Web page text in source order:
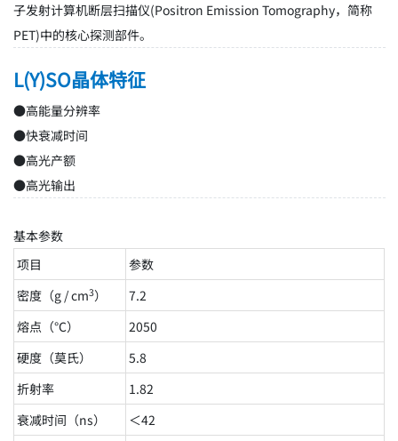
子发射计算机断层扫描仪(Positron Emission Tomography，简称
PET)中的核心探测部件。
L(Y)SO晶体特征
●高能量分辨率
●快衰减时间
●高光产额
●高光输出
基本参数
项目
参数
密度（g / cm3）
7.2
熔点（℃）
2050
硬度（莫氏）
5.8
折射率
1.82
衰减时间（ns）
＜42